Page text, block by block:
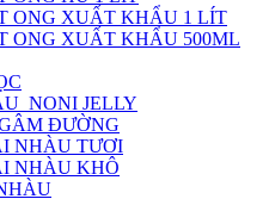
ONG XUẤT KHẨU 1 LÍT
ONG XUẤT KHẨU 500ML
JELLY
ĐƯỜNG
NHÀU TƯƠI
NHÀU KHÔ